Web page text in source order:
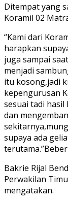
Ditempat yang
Koramil 02
“Kami dari
harapkan
juga sampai
menjadi
itu kosong,jadi
kepengurusan
sesuai tadi
dan
supaya ada
Bakrie Rijal
Perwakilan
mengatakan.